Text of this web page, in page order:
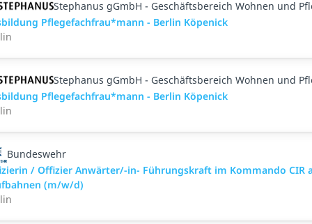
Stephanus gGmbH - Geschäftsbereich Wohnen und
Pflegefachfrau*mann - Berlin Köpenick
Stephanus gGmbH - Geschäftsbereich Wohnen und
Pflegefachfrau*mann - Berlin Köpenick
Bundeswehr
/ Offizier Anwärter/-in- Führungskraft im Kommando CIR
(m/w/d)